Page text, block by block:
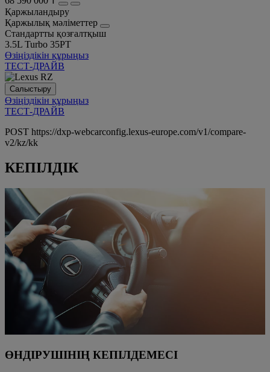
Қаржыландыру
Қаржылық мәліметтер
Стандартты қозғалтқыш
3.5L Turbo 35PT
Өзіңіздікін құрыңыз
ТЕСТ-ДРАЙВ
Салыстыру
Өзіңіздікін құрыңыз
ТЕСТ-ДРАЙВ
POST https://dxp-webcarconfig.lexus-europe.com/v1/compare-
v2/kz/kk
КЕПІЛДІК
ӨНДІРУШІНІҢ КЕПІЛДЕМЕСІ